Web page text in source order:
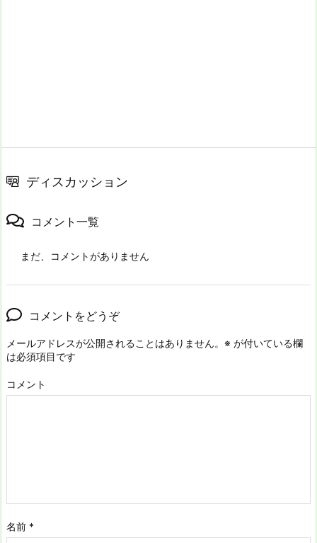
ディスカッション
コメント一覧
まだ、コメントがありません
コメントをどうぞ
メールアドレスが公開されることはありません。 ※ が付いている欄
は必須項目です
コメント
名前 *